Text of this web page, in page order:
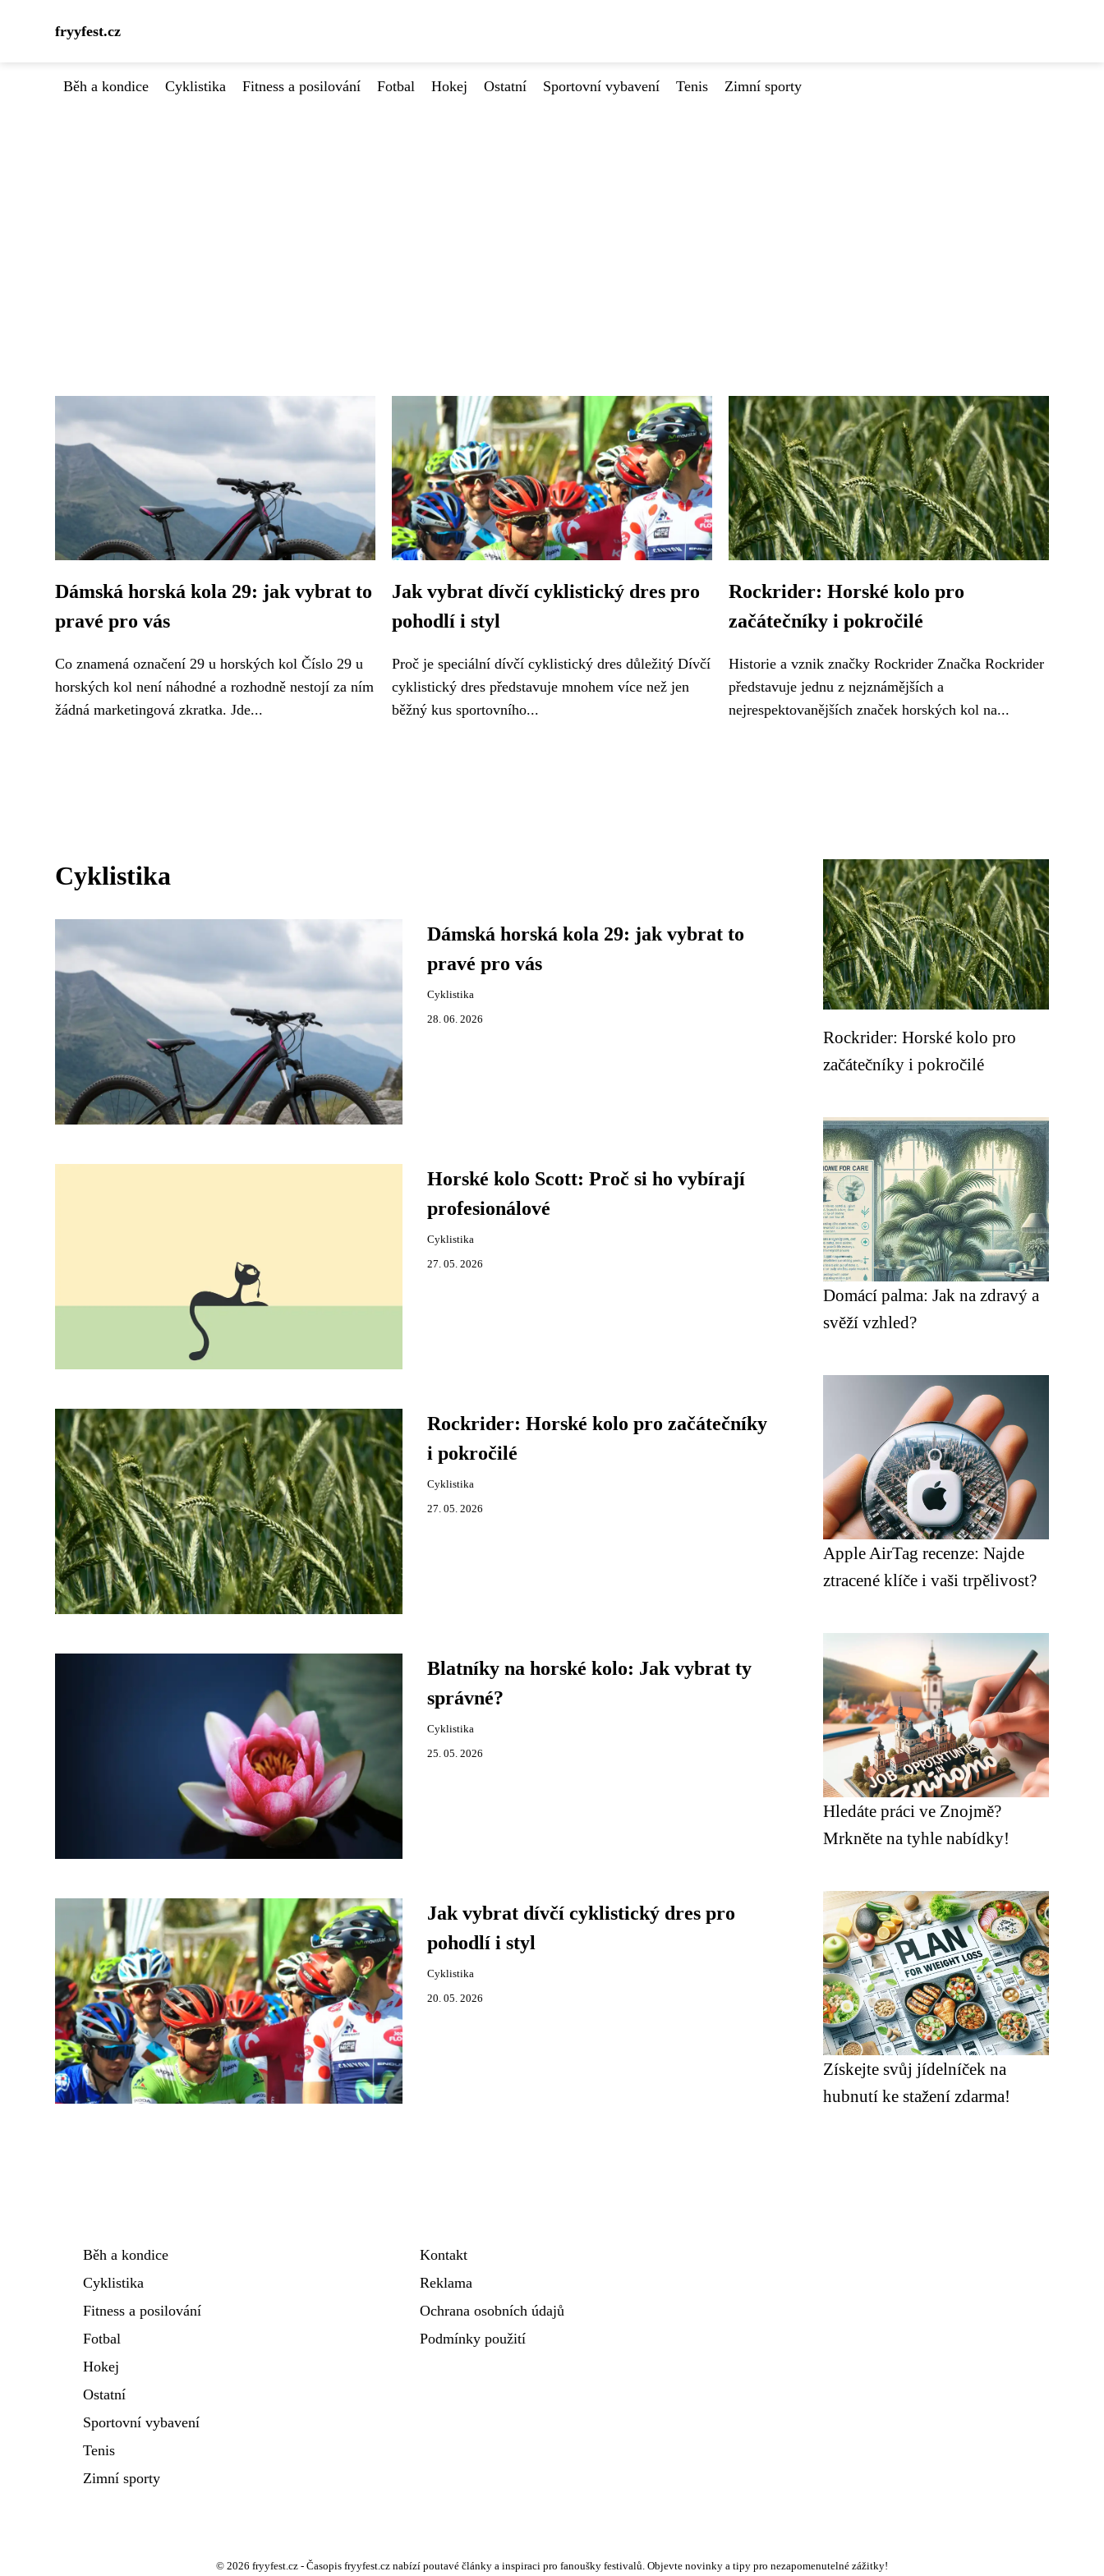
fryyfest.cz
Běh a kondice Cyklistika Fitness a posilování Fotbal Hokej Ostatní Sportovní vybavení Tenis Zimní sporty
Dámská horská kola 29: jak vybrat to
pravé pro vás
Co znamená označení 29 u horských kol Číslo 29 u
horských kol není náhodné a rozhodně nestojí za ním
žádná marketingová zkratka. Jde...
Jak vybrat dívčí cyklistický dres pro
pohodlí i styl
Proč je speciální dívčí cyklistický dres důležitý Dívčí
cyklistický dres představuje mnohem více než jen
běžný kus sportovního...
Rockrider: Horské kolo pro
začátečníky i pokročilé
Historie a vznik značky Rockrider Značka Rockrider
představuje jednu z nejznámějších a
nejrespektovanějších značek horských kol na...
Cyklistika
Dámská horská kola 29: jak vybrat to
pravé pro vás
Cyklistika
28. 06. 2026
Horské kolo Scott: Proč si ho vybírají
profesionálové
Cyklistika
27. 05. 2026
Rockrider: Horské kolo pro začátečníky
i pokročilé
Cyklistika
27. 05. 2026
Blatníky na horské kolo: Jak vybrat ty
správné?
Cyklistika
25. 05. 2026
Jak vybrat dívčí cyklistický dres pro
pohodlí i styl
Cyklistika
20. 05. 2026
Rockrider: Horské kolo pro
začátečníky i pokročilé
Domácí palma: Jak na zdravý a
svěží vzhled?
Apple AirTag recenze: Najde
ztracené klíče i vaši trpělivost?
Hledáte práci ve Znojmě?
Mrkněte na tyhle nabídky!
Získejte svůj jídelníček na
hubnutí ke stažení zdarma!
Běh a kondice
Cyklistika
Fitness a posilování
Fotbal
Hokej
Ostatní
Sportovní vybavení
Tenis
Zimní sporty
Kontakt
Reklama
Ochrana osobních údajů
Podmínky použití
© 2026 fryyfest.cz - Časopis fryyfest.cz nabízí poutavé články a inspiraci pro fanoušky festivalů. Objevte novinky a tipy pro nezapomenutelné zážitky!